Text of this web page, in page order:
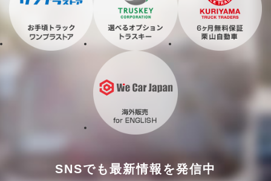
SNSでも最新情報を発信中